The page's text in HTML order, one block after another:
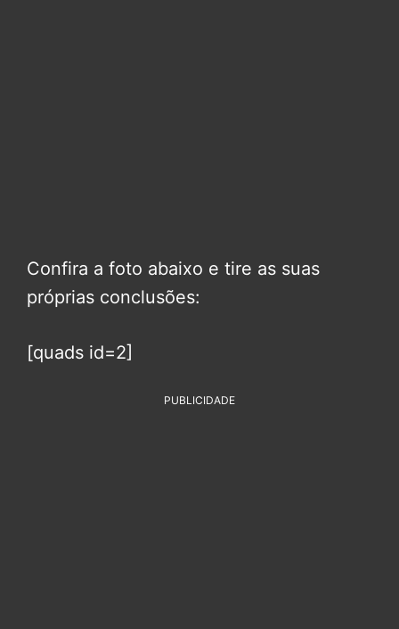
Confira a foto abaixo e tire as suas
próprias conclusões:
[quads id=2]
PUBLICIDADE